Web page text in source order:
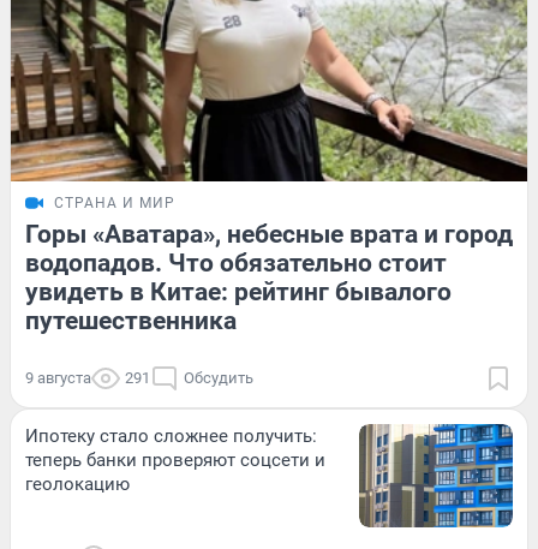
СТРАНА И МИР
Горы «Аватара», небесные врата и город
водопадов. Что обязательно стоит
увидеть в Китае: рейтинг бывалого
путешественника
9 августа 291 Обсудить
Ипотеку стало сложнее получить:
теперь банки проверяют соцсети и
геолокацию